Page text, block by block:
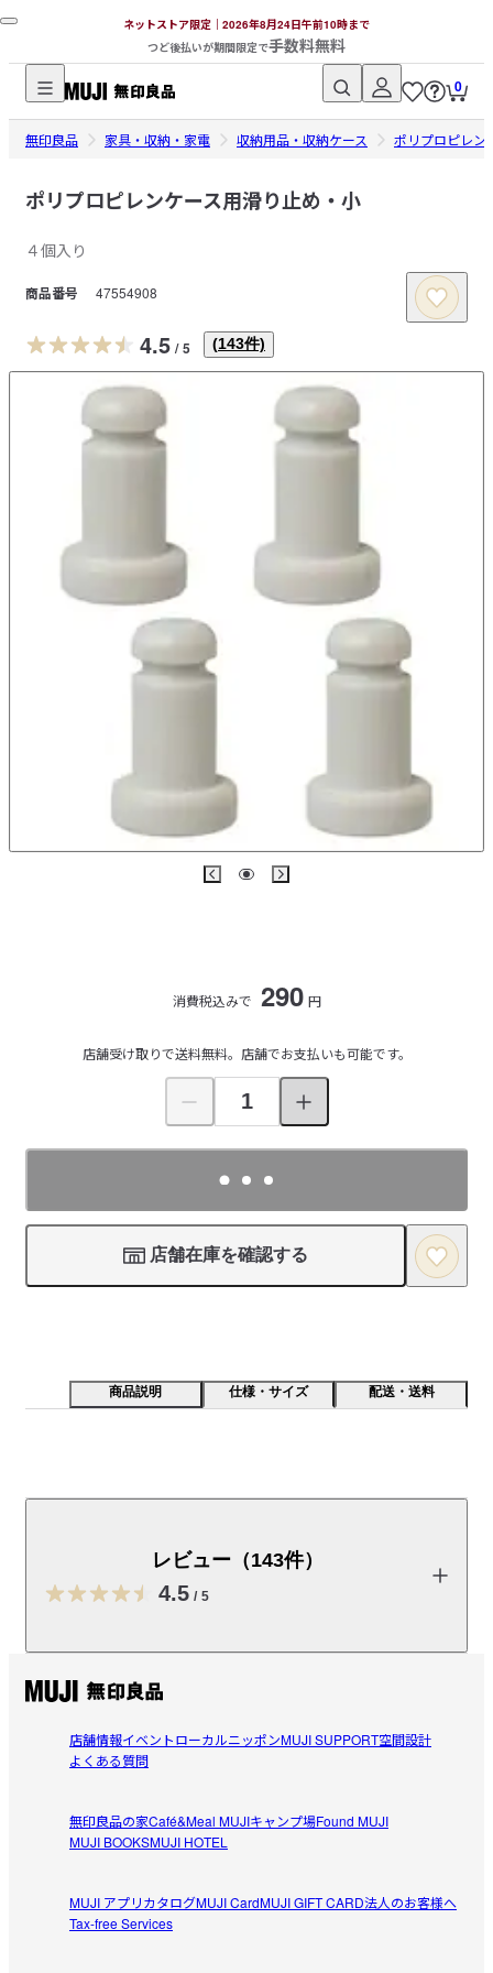
ネットストア限定｜2026年8月24日午前10時まで
つど後払いが期間限定で手数料無料
無
印
品
ッ
ス
ト
0
無印良品 家具・収納・家電 収納用品・収納ケース ポリプロピレン
ポリプロピレンケース用滑り止め・小
４個入り
商品番号 47554908
4.5 / 5 (143件)
消費税込みで 290 円
店舗受け取りで送料無料。店舗でお支払いも可能です。
店舗在庫を確認する
商品説明 仕様・サイズ 配送・送料
め・大」をご利用ください。
め・大」をご利用ください。
取扱説明書
受取手段店舗受け取り可・コンビニ受け取り不可
レビュー（143件）
4.5 / 5
ﾘｺﾋﾟﾝ
2026/08/01
良いけど微妙
舗が少なく、値段も高めな所がマイナス点です。
ぱおくん
店舗情報イベントローカルニッポンMUJI SUPPORT空間設計
よくある質問
無印良品の家Café&Meal MUJIキャンプ場Found MUJI
MUJI BOOKSMUJI HOTEL
MUJI アプリカタログMUJI CardMUJI GIFT CARD法人のお客様へ
Tax-free Services